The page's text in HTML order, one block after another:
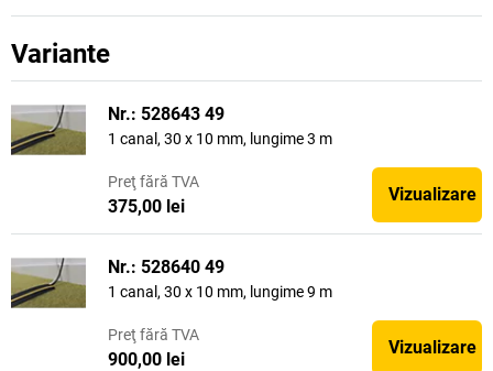
Variante
Nr.: 528643 49
1 canal, 30 x 10 mm, lungime 3 m
Preţ fără TVA
375,00 lei
Vizualizare
Nr.: 528640 49
1 canal, 30 x 10 mm, lungime 9 m
Preţ fără TVA
900,00 lei
Vizualizare